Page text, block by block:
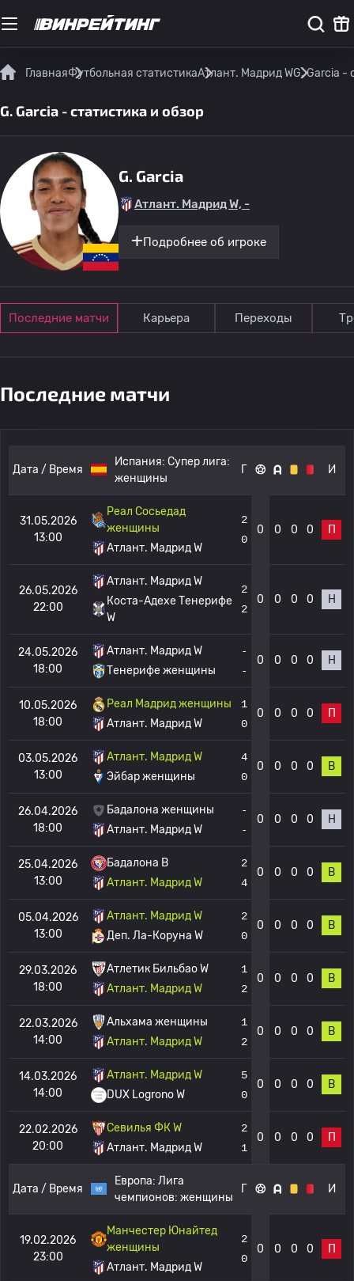
ГлавнаяФутбольная статистикаАтлант. Мадрид WG. Garcia -
G. Garcia - статистика и обзор
G. Garcia
Атлант. Мадрид W, -
Подробнее об игроке
Последние матчи Карьера Переходы
Последние матчи
Дата / Время
Испания: Супер лига:
женщины
Г И
31.05.2026
13:00
Реал Сосьедад
женщины
Атлант. Мадрид W
2
0
0 0 0 0 П
26.05.2026
22:00
Атлант. Мадрид W
Коста-Адехе Тенерифе
W
2
2
0 0 0 0 Н
24.05.2026
18:00
Атлант. Мадрид W
Тенерифе женщины
-
-
0 0 0 0 Н
10.05.2026
18:00
Реал Мадрид женщины
Атлант. Мадрид W
1
0
0 0 0 0 П
03.05.2026
13:00
Атлант. Мадрид W
Эйбар женщины
4
0
0 0 0 0 В
26.04.2026
18:00
Бадалона женщины
Атлант. Мадрид W
-
-
0 0 0 0 Н
25.04.2026
13:00
Бадалона В
Атлант. Мадрид W
2
4
0 0 0 0 В
05.04.2026
13:00
Атлант. Мадрид W
Деп. Ла-Коруна W
2
0
0 0 0 0 В
29.03.2026
18:00
Атлетик Бильбао W
Атлант. Мадрид W
1
2
0 0 0 0 В
22.03.2026
14:00
Альхама женщины
Атлант. Мадрид W
1
2
0 0 0 0 В
14.03.2026
14:00
Атлант. Мадрид W
DUX Logrono W
5
0
0 0 0 0 В
22.02.2026
20:00
Севилья ФК W
Атлант. Мадрид W
2
1
0 0 0 0 П
Дата / Время
Европа: Лига
чемпионов: женщины
Г И
19.02.2026
23:00
Манчестер Юнайтед
женщины
Атлант. Мадрид W
2
0
0 0 0 0 П